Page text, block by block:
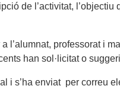
de l’activitat,
l’alumnat, professorat i
han sol·licitat o
i s’ha enviat per correu